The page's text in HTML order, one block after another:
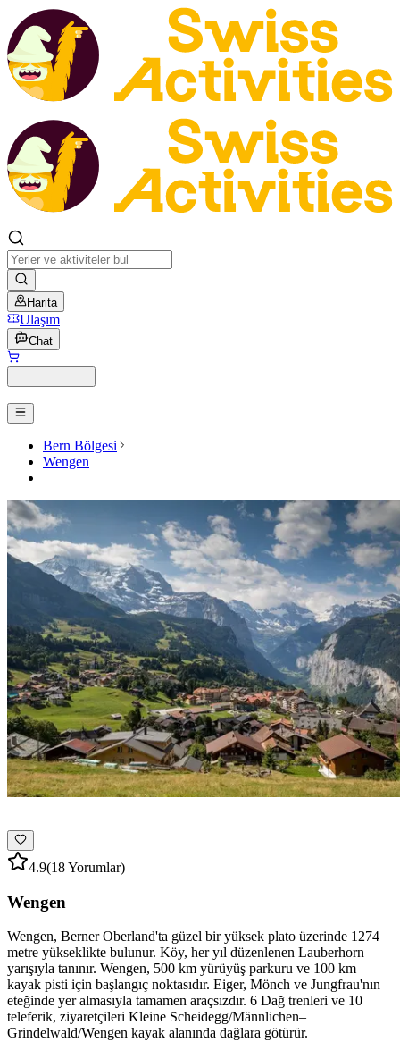
Harita
Ulaşım
Chat
Bern Bölgesi
Wengen
4.9(18 Yorumlar)
Wengen
Wengen, Berner Oberland'ta güzel bir yüksek plato üzerinde 1274
metre yükseklikte bulunur. Köy, her yıl düzenlenen Lauberhorn
yarışıyla tanınır. Wengen, 500 km yürüyüş parkuru ve 100 km
kayak pisti için başlangıç noktasıdır. Eiger, Mönch ve Jungfrau'nın
eteğinde yer almasıyla tamamen araçsızdır. 6 Dağ trenleri ve 10
teleferik, ziyaretçileri Kleine Scheidegg/Männlichen–
Grindelwald/Wengen kayak alanında dağlara götürür.